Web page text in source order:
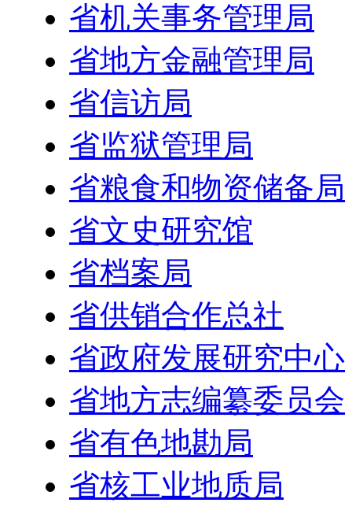
省机关事务管理局
省地方金融管理局
省信访局
省监狱管理局
省粮食和物资储备局
省文史研究馆
省档案局
省供销合作总社
省政府发展研究中心
省地方志编纂委员会
省有色地勘局
省核工业地质局